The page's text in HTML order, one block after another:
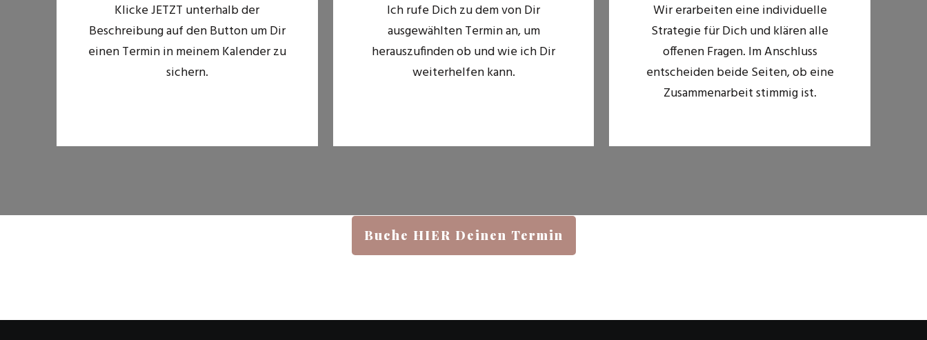
Klicke JETZT unterhalb der
Beschreibung auf den Button um Dir
einen Termin in meinem Kalender zu
sichern.
Ich rufe Dich zu dem von Dir
ausgewählten Termin an, um
herauszufinden ob und wie ich Dir
weiterhelfen kann.
Wir erarbeiten eine individuelle
Strategie für Dich und klären alle
offenen Fragen. Im Anschluss
entscheiden beide Seiten, ob eine
Zusammenarbeit stimmig ist.
Buche HIER Deinen Termin